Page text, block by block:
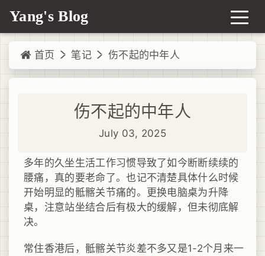
Yang's Blog
首页 笔记 伤不起的中年人
伤不起的中年人
July 03, 2025
多年的久坐生活工作习惯导致了如今断断续续的
腰痛，真的要老命了。也记不清楚具体什么时候
开始明显的骶髂关节痛的。更换电脑桌为升降
桌，注意站坐结合后有极大的缓解，但未彻底解
决。
常住香港后，骶髂关节炎差不多又是1-2个月来一